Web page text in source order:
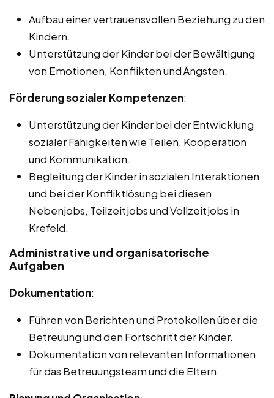
Aufbau einer vertrauensvollen Beziehung zu den
Kindern.
Unterstützung der Kinder bei der Bewältigung
von Emotionen, Konflikten und Ängsten.
Förderung sozialer Kompetenzen:
Unterstützung der Kinder bei der Entwicklung
sozialer Fähigkeiten wie Teilen, Kooperation
und Kommunikation.
Begleitung der Kinder in sozialen Interaktionen
und bei der Konfliktlösung bei diesen
Nebenjobs, Teilzeitjobs und Vollzeitjobs in
Krefeld.
Administrative und organisatorische
Aufgaben
Dokumentation:
Führen von Berichten und Protokollen über die
Betreuung und den Fortschritt der Kinder.
Dokumentation von relevanten Informationen
für das Betreuungsteam und die Eltern.